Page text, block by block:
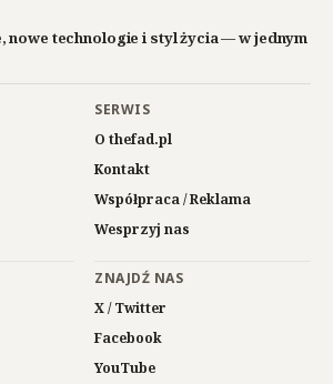
nowe technologie i styl życia — w jednym
SERWIS
O thefad.pl
Kontakt
Współpraca / Reklama
Wesprzyj nas
ZNAJDŹ NAS
X / Twitter
Facebook
YouTube